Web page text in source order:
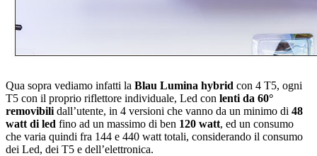
Qua sopra vediamo infatti la Blau Lumina hybrid con 4 T5, ogni
T5 con il proprio riflettore individuale, Led con lenti da 60°
removibili dall’utente, in 4 versioni che vanno da un minimo di 48
watt di led fino ad un massimo di ben 120 watt, ed un consumo
che varia quindi fra 144 e 440 watt totali, considerando il consumo
dei Led, dei T5 e dell’elettronica.